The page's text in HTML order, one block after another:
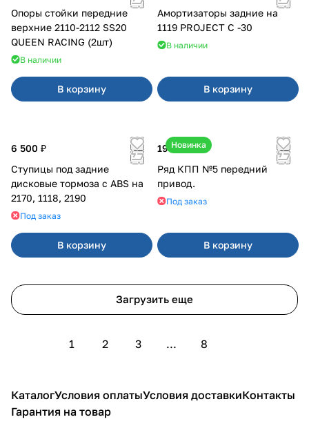
Опоры стойки передние
верхние 2110-2112 SS20
QUEEN RACING (2шт)
В наличии
В корзину
Амортизаторы задние на
1119 PROJECT С -30
В наличии
В корзину
6 500 ₽
Ступицы под задние
дисковые тормоза с ABS на
2170, 1118, 2190
Под заказ
В корзину
Новинка
19 000 ₽
Ряд КПП №5 передний
привод.
Под заказ
В корзину
Загрузить еще
1 2 3 ... 8
КаталогУсловия оплатыУсловия доставкиКонтакты
Гарантия на товар